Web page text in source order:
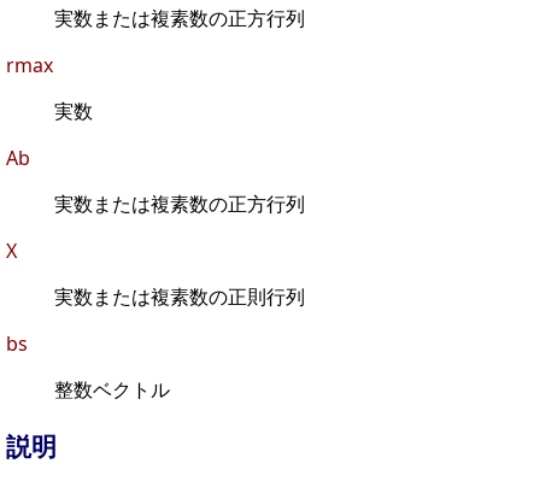
実数または複素数の正方行列
rmax
実数
Ab
実数または複素数の正方行列
X
実数または複素数の正則行列
bs
整数ベクトル
説明